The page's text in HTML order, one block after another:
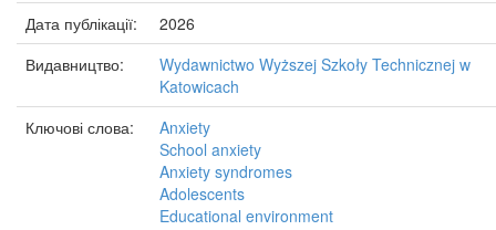
Дата публікації:
2026
Видавництво:
Wydawnictwo Wyższej Szkoły Technicznej w
Katowicach
Ключові слова:
Anxiety
School anxiety
Anxiety syndromes
Adolescents
Educational environment